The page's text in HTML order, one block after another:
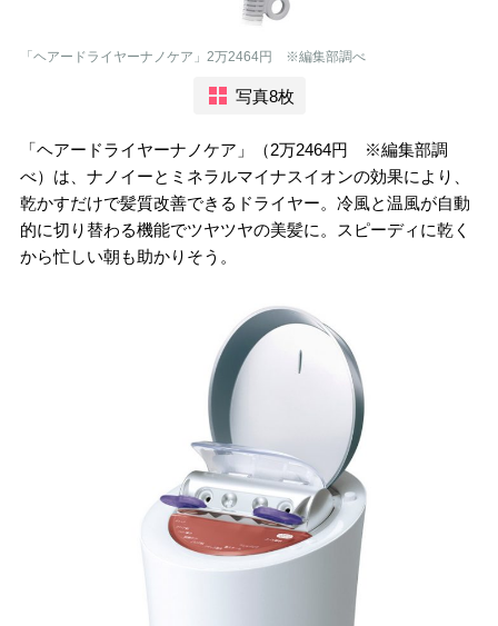
「ヘアードライヤーナノケア」2万2464円 ※編集部調べ
写真8枚
「ヘアードライヤーナノケア」（2万2464円 ※編集部調
べ）は、ナノイーとミネラルマイナスイオンの効果により、
乾かすだけで髪質改善できるドライヤー。冷風と温風が自動
的に切り替わる機能でツヤツヤの美髪に。スピーディに乾く
から忙しい朝も助かりそう。